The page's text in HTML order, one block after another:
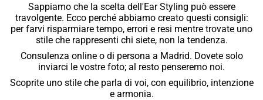
Sappiamo che la scelta dell'Ear Styling può essere
travolgente. Ecco perché abbiamo creato questi consigli:
perfarvi risparmiare tempo, errori e resi mentre trovate uno
stile che rappresenti chi siete, non la tendenza.
Consulenza online o di persona a Madrid. Dovete solo
inviarci le vostre foto; al resto penseremo noi.
Scoprite uno stile che parla di voi, con equilibrio, intenzione
e armonia.